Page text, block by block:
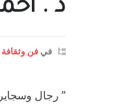
د .
في فن وثقافة
” رجال